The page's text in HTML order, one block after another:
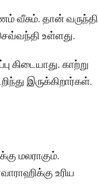
வீசும். தான் வருந்தி
உள்ளது.
கிடையாது. காற்று
இருக்கிறார்கள்.
மலராகும்.
உரிய